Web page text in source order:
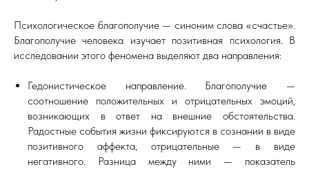
Психологическое благополучие — синоним слова «счастье».
Благополучие человека изучает позитивная психология. В
исследовании этого феномена выделяют два направления:
Гедонистическое направление. Благополучие —
соотношение положительных и отрицательных эмоций,
возникающих в ответ на внешние обстоятельства.
Радостные события жизни фиксируются в сознании в виде
позитивного аффекта, отрицательные — в виде
негативного. Разница между ними — показатель